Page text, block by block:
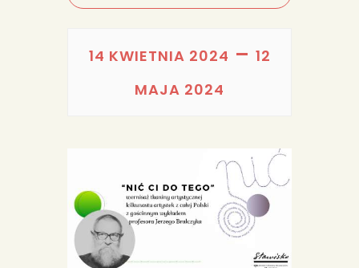
KSIĄŻKI
PORTFOLIA
14 KWIETNIA 2024 – 12
MAJA 2024